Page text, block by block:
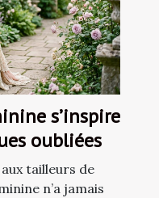
s’inspire
oubliées
tailleurs de
n’a jamais